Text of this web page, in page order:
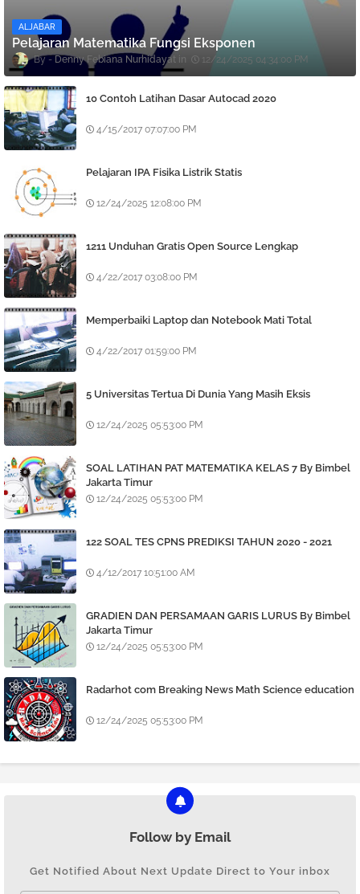
ALJABAR
Pelajaran Matematika Fungsi Eksponen
Denny Febiana Nurhidayat 12/24/2025 04:34:00 PM
10 Contoh Latihan Dasar Autocad 2020
4/15/2017 07:07:00 PM
Pelajaran IPA Fisika Listrik Statis
12/24/2025 12:08:00 PM
1211 Unduhan Gratis Open Source Lengkap
4/22/2017 03:08:00 PM
Memperbaiki Laptop dan Notebook Mati Total
4/22/2017 01:59:00 PM
5 Universitas Tertua Di Dunia Yang Masih Eksis
12/24/2025 05:53:00 PM
SOAL LATIHAN PAT MATEMATIKA KELAS 7 By Bimbel
Jakarta Timur
12/24/2025 05:53:00 PM
122 SOAL TES CPNS PREDIKSI TAHUN 2020 - 2021
4/12/2017 10:51:00 AM
GRADIEN DAN PERSAMAAN GARIS LURUS By Bimbel
Jakarta Timur
12/24/2025 05:53:00 PM
Radarhot com Breaking News Math Science education
12/24/2025 05:53:00 PM
Follow by Email
Get Notified About Next Update Direct to Your inbox